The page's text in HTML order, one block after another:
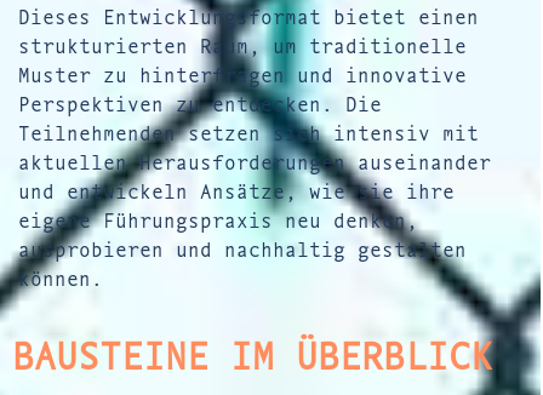
Dieses Entwicklungsformat bietet einen
strukturierten Raum, um traditionelle
Muster zu hinterfragen und innovative
Perspektiven zu entdecken. Die
Teilnehmenden setzen sich intensiv mit
aktuellen Herausforderungen auseinander
und entwickeln Ansätze, wie sie ihre
eigene Führungspraxis neu denken,
ausprobieren und nachhaltig gestalten
können.
BAUSTEINE IM ÜBERBLICK